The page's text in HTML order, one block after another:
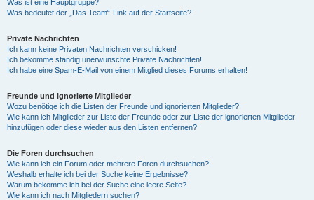
Was ist eine Hauptgruppe?
Was bedeutet der „Das Team“-Link auf der Startseite?
Private Nachrichten
Ich kann keine Privaten Nachrichten verschicken!
Ich bekomme ständig unerwünschte Private Nachrichten!
Ich habe eine Spam-E-Mail von einem Mitglied dieses Forums erhalten!
Freunde und ignorierte Mitglieder
Wozu benötige ich die Listen der Freunde und ignorierten Mitglieder?
Wie kann ich Mitglieder zur Liste der Freunde oder zur Liste der ignorierten Mitglieder
hinzufügen oder diese wieder aus den Listen entfernen?
Die Foren durchsuchen
Wie kann ich ein Forum oder mehrere Foren durchsuchen?
Weshalb erhalte ich bei der Suche keine Ergebnisse?
Warum bekomme ich bei der Suche eine leere Seite?
Wie kann ich nach Mitgliedern suchen?